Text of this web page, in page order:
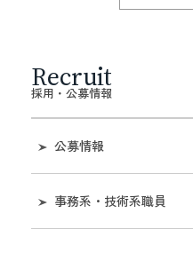
Recruit
採用・公募情報
公募情報
事務系・技術系職員